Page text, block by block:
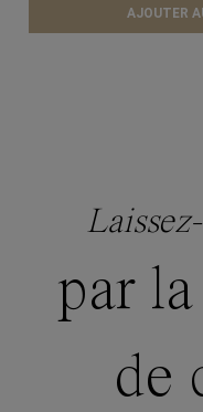
AJOUTER
par
de